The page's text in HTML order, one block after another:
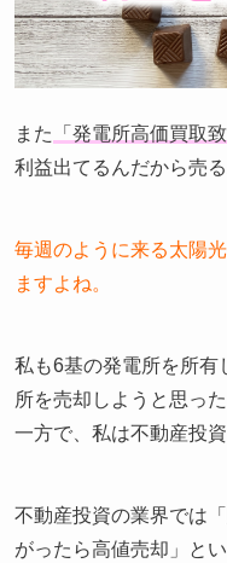
また 「発電所高価買取
利益出てるんだから売
毎週のように来る太陽
ますよね。
私も6基の発電所を所有
所を売却しようと思っ
一方で、私は不動産投
不動産投資の業界では
がったら高値売却」と